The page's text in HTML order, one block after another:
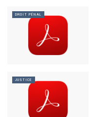
DROIT PÉNAL
JUSTICE